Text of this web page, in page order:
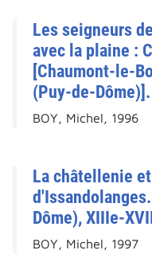
Les seigneurs
avec la plaine :
[Chaumont-le-
(Puy-de-Dôme)].
BOY, Michel, 1996
La châtellenie
Dôme), XIIIe-
BOY, Michel, 1997